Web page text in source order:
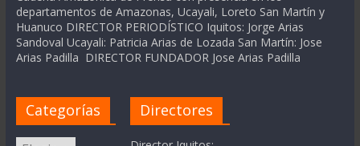
departamentos de Amazonas, Ucayali, Loreto San Martín y
Huanuco DIRECTOR PERIODÍSTICO Iquitos: Jorge Arias
Sandoval Ucayali: Patricia Arias de Lozada San Martín: Jose
Arias Padilla DIRECTOR FUNDADOR Jose Arias Padilla
Categorías Directores